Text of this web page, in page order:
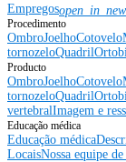
Empregosopen_in_new
Procedimento
OmbroJoelhoCotovelo
tornozeloQuadril
Producto
OmbroJoelhoCotovelo
tornozeloQuadril
vertebralImagem e
Educação médica
Educação médica
LocaisNossa equipe